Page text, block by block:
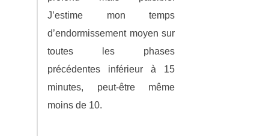
J’estime mon temps
d’endormissement moyen sur
toutes les phases
précédentes inférieur à 15
minutes, peut-être même
moins de 10.